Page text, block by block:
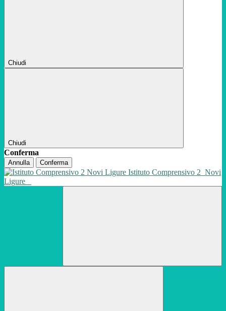
Chiudi
Chiudi
Conferma
Annulla Conferma
Istituto Comprensivo 2 Novi
Ligure